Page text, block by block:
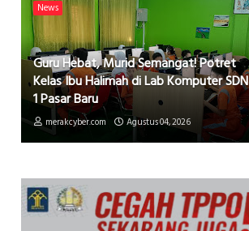
News
Guru Hebat, Murid Semangat! Potret
Kelas Ibu Halimah di Lab Komputer SDN
1 Pasar Baru
merakcyber.com Agustus 04, 2026